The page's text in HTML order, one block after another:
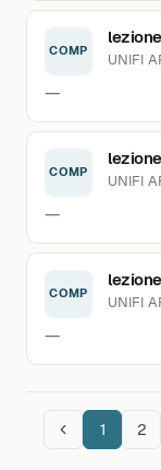
COMP UNIFI
—
COMP UNIFI
—
COMP UNIFI
—
1 2